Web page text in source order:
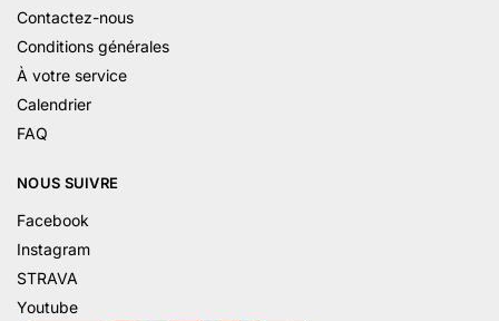
Contactez-nous
Conditions générales
À votre service
Calendrier
FAQ
NOUS SUIVRE
Facebook
Instagram
STRAVA
Youtube